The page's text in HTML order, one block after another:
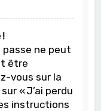
!
passe ne peut
être
vous sur la
« J’ai perdu
instructions